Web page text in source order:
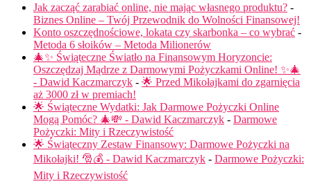
Jak zacząć zarabiać online, nie mając własnego produktu? -
Biznes Online – Twój Przewodnik do Wolności Finansowej!
Konto oszczędnościowe, lokata czy skarbonka – co wybrać -
Metoda 6 słoików – Metoda Milionerów
🎄✨ Świąteczne Światło na Finansowym Horyzoncie:
Oszczędzaj Mądrze z Darmowymi Pożyczkami Online! ✨🎄
- Dawid Kaczmarczyk - 🌟 Przed Mikołajkami do zgarnięcia
aż 3000 zł w premiach!
🌟 Świąteczne Wydatki: Jak Darmowe Pożyczki Online
Mogą Pomóc? 🎄💸 - Dawid Kaczmarczyk - Darmowe
Pożyczki: Mity i Rzeczywistość
🌟 Świąteczny Zestaw Finansowy: Darmowe Pożyczki na
Mikołajki! 🎅💰 - Dawid Kaczmarczyk - Darmowe Pożyczki:
Mity i Rzeczywistość